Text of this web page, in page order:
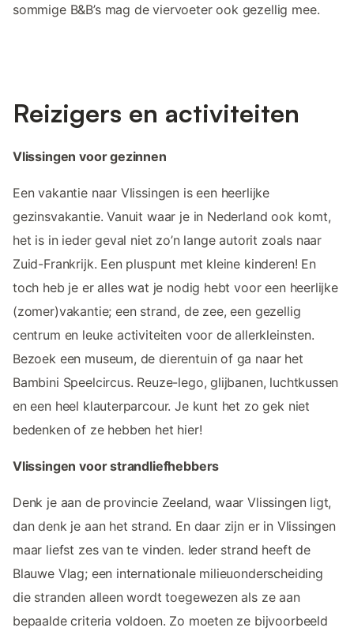
sommige B&B’s mag de viervoeter ook gezellig mee.
Reizigers en activiteiten
Vlissingen voor gezinnen
Een vakantie naar Vlissingen is een heerlijke
gezinsvakantie. Vanuit waar je in Nederland ook komt,
het is in ieder geval niet zo’n lange autorit zoals naar
Zuid-Frankrijk. Een pluspunt met kleine kinderen! En
toch heb je er alles wat je nodig hebt voor een heerlijke
(zomer)vakantie; een strand, de zee, een gezellig
centrum en leuke activiteiten voor de allerkleinsten.
Bezoek een museum, de dierentuin of ga naar het
Bambini Speelcircus. Reuze-lego, glijbanen, luchtkussen
en een heel klauterparcour. Je kunt het zo gek niet
bedenken of ze hebben het hier!
Vlissingen voor strandliefhebbers
Denk je aan de provincie Zeeland, waar Vlissingen ligt,
dan denk je aan het strand. En daar zijn er in Vlissingen
maar liefst zes van te vinden. Ieder strand heeft de
Blauwe Vlag; een internationale milieuonderscheiding
die stranden alleen wordt toegewezen als ze aan
bepaalde criteria voldoen. Zo moeten ze bijvoorbeeld